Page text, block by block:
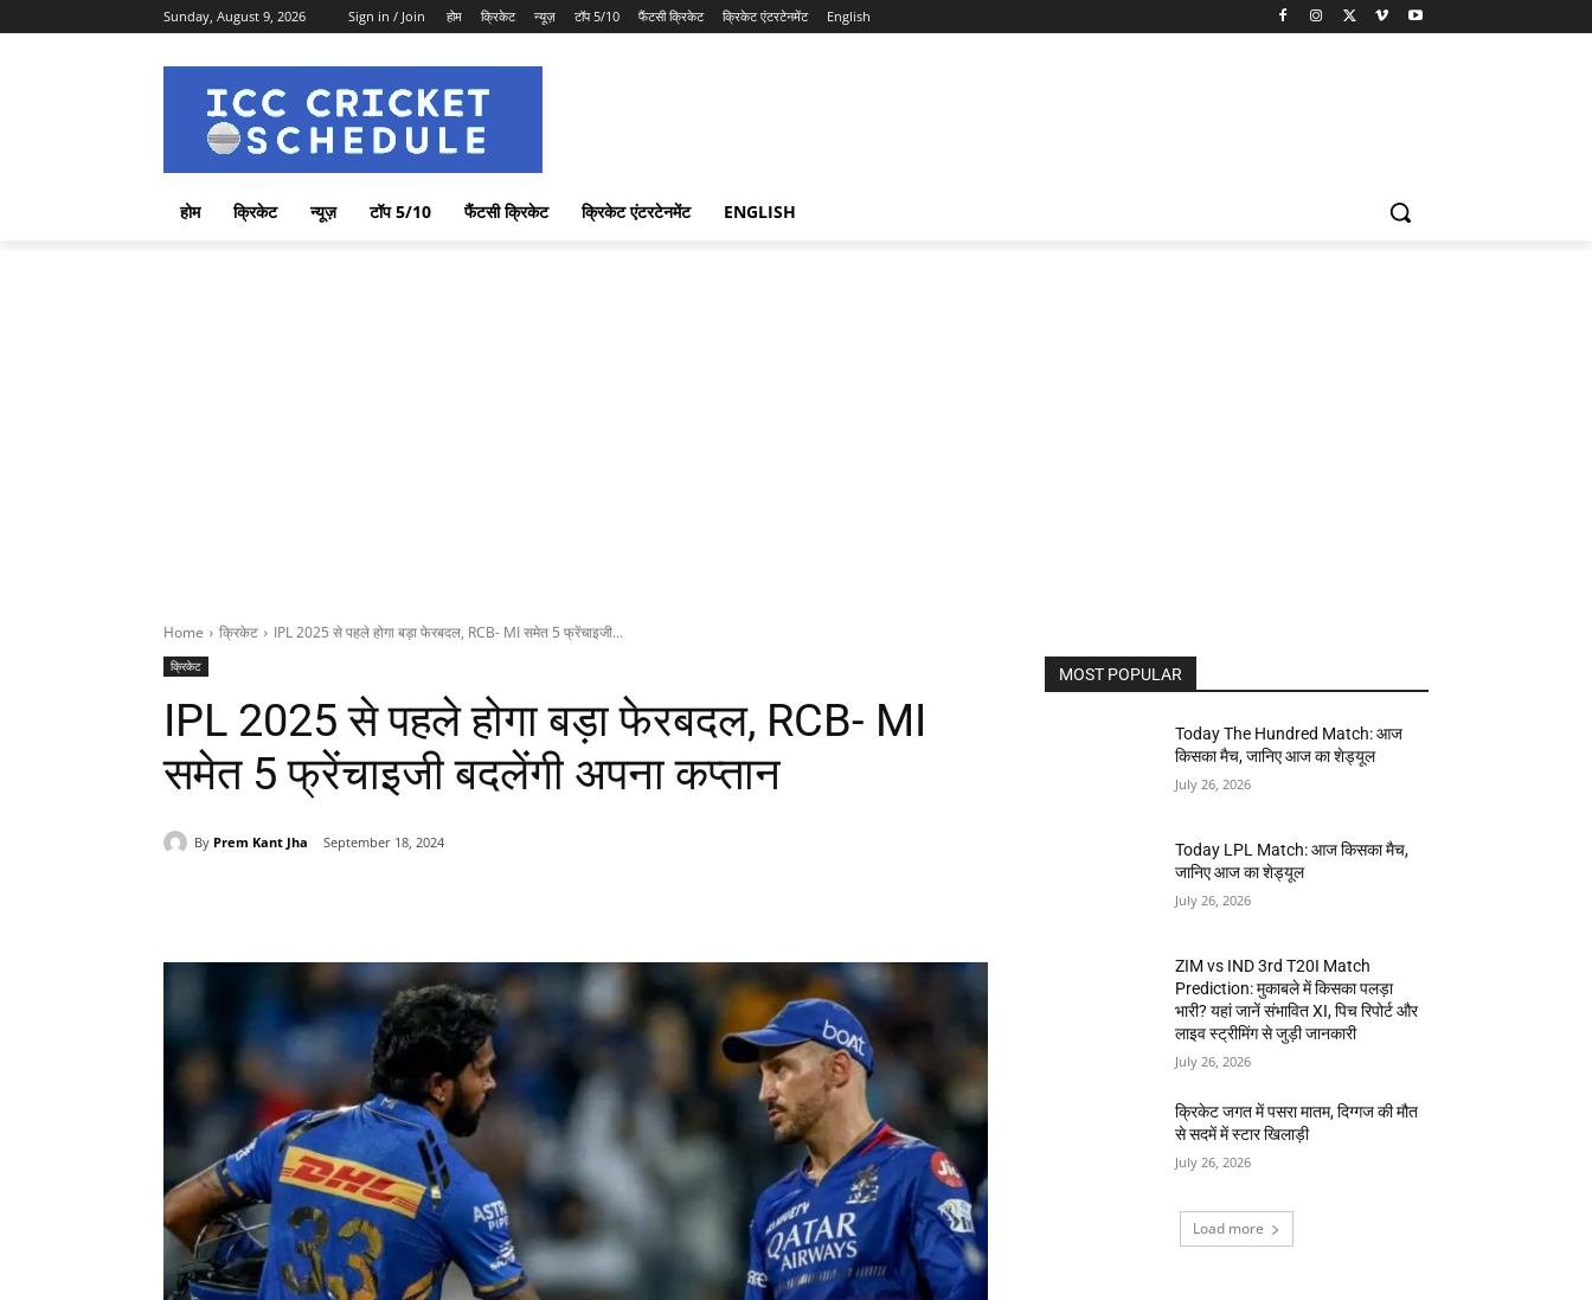
Sunday, August 9, 2026 Sign in / Join होम क्रिकेट न्यूज़ टॉप 5/10 फैंटसी क्रिकेट क्रिकेट एंटरटेनमेंट English
होम क्रिकेट न्यूज़ टॉप 5/10 फैंटसी क्रिकेट क्रिकेट एंटरटेनमेंट ENGLISH
Home क्रिकेट IPL 2025 से पहले होगा बड़ा फेरबदल, RCB- MI समेत 5 फ्रेंचाइजी...
क्रिकेट
IPL 2025 से पहले होगा बड़ा फेरबदल, RCB- MI
समेत 5 फ्रेंचाइजी बदलेंगी अपना कप्तान
By Prem Kant Jha September 18, 2024
MOST POPULAR
Today The Hundred Match: आज
किसका मैच, जानिए आज का शेड्यूल
July 26, 2026
Today LPL Match: आज किसका मैच,
जानिए आज का शेड्यूल
July 26, 2026
ZIM vs IND 3rd T20I Match
Prediction: मुकाबले में किसका पलड़ा
भारी? यहां जानें संभावित XI, पिच रिपोर्ट और
लाइव स्ट्रीमिंग से जुड़ी जानकारी
July 26, 2026
क्रिकेट जगत में पसरा मातम, दिग्गज की मौत
से सदमें में स्टार खिलाड़ी
July 26, 2026
Load more